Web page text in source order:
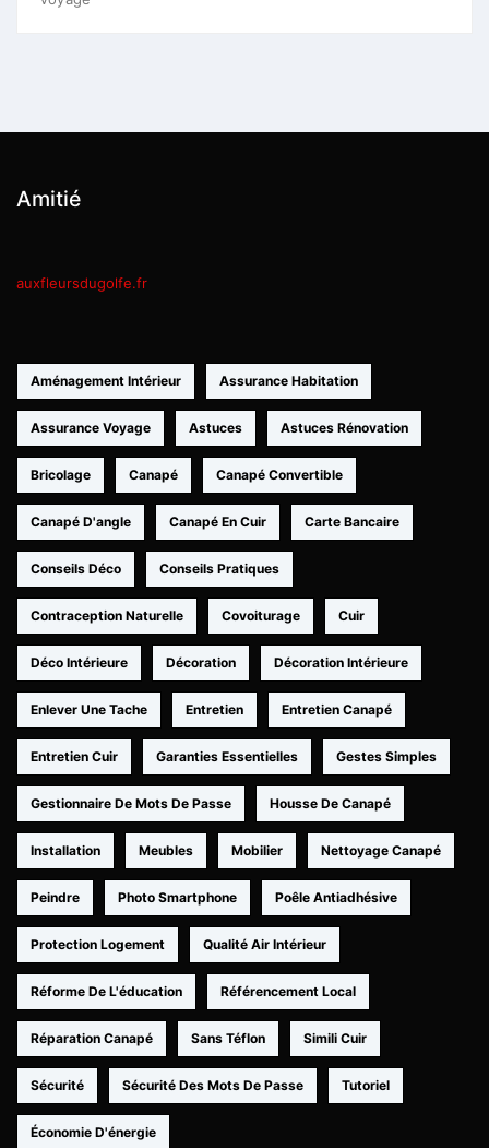
Amitié
auxfleursdugolfe.fr
Aménagement Intérieur Assurance Habitation
Assurance Voyage Astuces Astuces Rénovation
Bricolage Canapé Canapé Convertible
Canapé D'angle Canapé En Cuir Carte Bancaire
Conseils Déco Conseils Pratiques
Contraception Naturelle Covoiturage Cuir
Déco Intérieure Décoration Décoration Intérieure
Enlever Une Tache Entretien Entretien Canapé
Entretien Cuir Garanties Essentielles Gestes Simples
Gestionnaire De Mots De Passe Housse De Canapé
Installation Meubles Mobilier Nettoyage Canapé
Peindre Photo Smartphone Poêle Antiadhésive
Protection Logement Qualité Air Intérieur
Réforme De L'éducation Référencement Local
Réparation Canapé Sans Téflon Simili Cuir
Sécurité Sécurité Des Mots De Passe Tutoriel
Économie D'énergie